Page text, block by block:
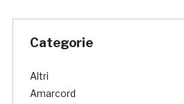
Categorie
Altri
Amarcord